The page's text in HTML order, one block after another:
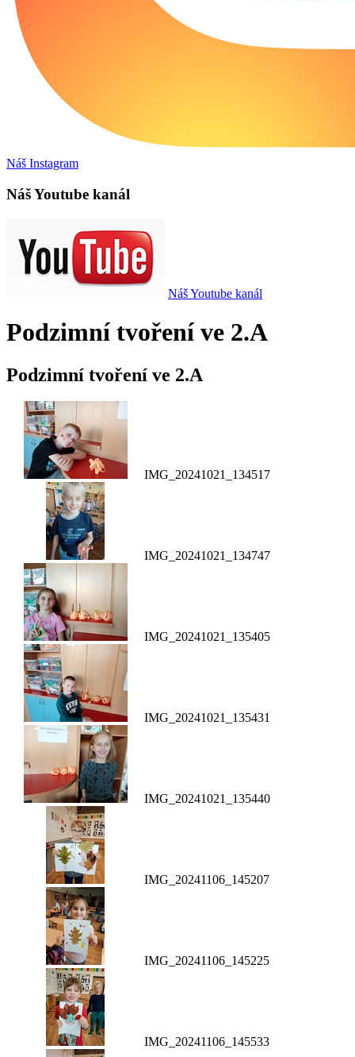
Náš Instagram
Náš Youtube kanál
Náš Youtube kanál
Podzimní tvoření ve 2.A
Podzimní tvoření ve 2.A
IMG_20241021_134517
IMG_20241021_134747
IMG_20241021_135405
IMG_20241021_135431
IMG_20241021_135440
IMG_20241106_145207
IMG_20241106_145225
IMG_20241106_145533